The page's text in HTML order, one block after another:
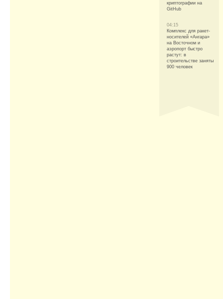
криптографии на
GitHub
04:15
Комплекс для ракет-
носителей «Ангара»
на Восточном и
аэропорт быстро
растут: в
строительстве заняты
900 человек